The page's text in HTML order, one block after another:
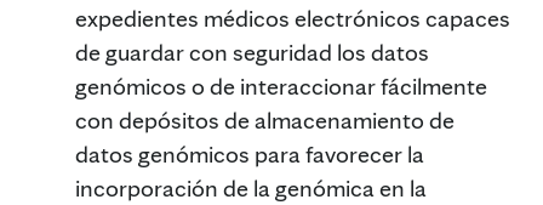
expedientes médicos electrónicos capaces
de guardar con seguridad los datos
genómicos o de interaccionar fácilmente
con depósitos de almacenamiento de
datos genómicos para favorecer la
incorporación de la genómica en la